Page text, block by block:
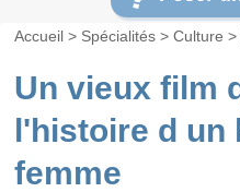
Accueil > Spécialités >Culture >
Un vieux film
l'histoire d un
femme